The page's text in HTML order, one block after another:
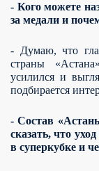
- Кого можете
за медали и
- Думаю, что
страны
усилился и
подбирается
- Состав
сказать, что
в суперкубке и